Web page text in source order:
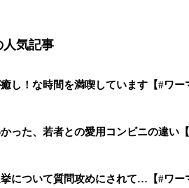
人気記事
し！な時間を満喫しています【#ワー
った、若者との愛用コンビニの違い
について質問攻めにされて…【#ワー